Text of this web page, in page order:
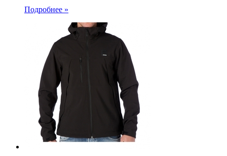
Подробнее »